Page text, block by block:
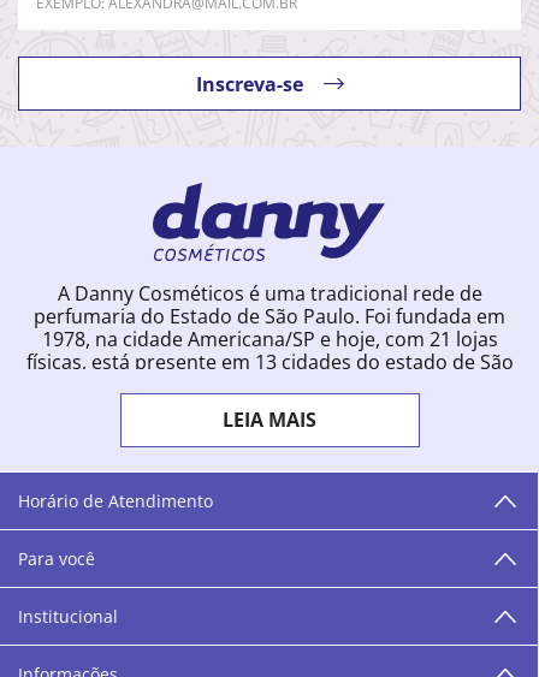
Inscreva-se
A Danny Cosméticos é uma tradicional rede de
perfumaria do Estado de São Paulo. Foi fundada em
1978, na cidade Americana/SP e hoje, com 21 lojas
físicas, está presente em 13 cidades do estado de São
começou a vender para todo o território brasileiro.
Com uma infinidade de marcas e a filosofia de vender
produtos que vão do popular ao luxo, a Danny
Cosméticos mantém parceria com aproximadamente
300 grandes fornecedores e lançamentos diários na
área de beleza. São 12 centros técnicos que oferecem
programação semanal de cursos e encontros.
“O varejo corre nas nossas veias como nossos valores
humanos, éticos e morais. E que o branco e o azul anil,
LEIA MAIS
Horário de Atendimento
Para você
Institucional